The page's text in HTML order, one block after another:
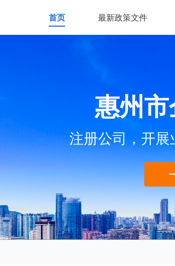
首页 最新政策文件
惠州
注册公司，开